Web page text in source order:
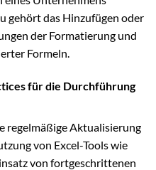
gehört das Hinzufügen oder
der Formatierung und
Formeln.
für die Durchführung
regelmäßige Aktualisierung
von Excel-Tools wie
von fortgeschrittenen